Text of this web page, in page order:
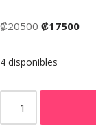
₡20500 ₡17500
4 disponibles